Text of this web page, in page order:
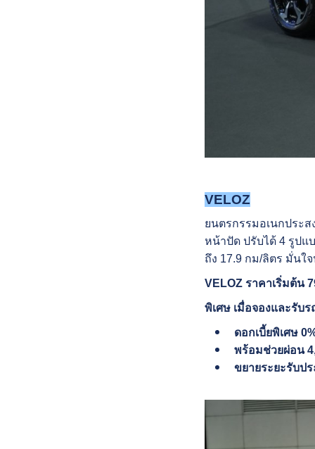
VELOZ
ยนตรกรรมอเนกประส
หน้าปัด ปรับได้ 4 รูปแ
ถึง 17.9 กม/ลิตร มั่นใ
VELOZ ราคาเริ่มต้น
พิเศษ เมื่อจองและรับ
ดอกเบี้ยพิเศษ
พร้อมช่วยผ่อน
ขยายระยะรับป